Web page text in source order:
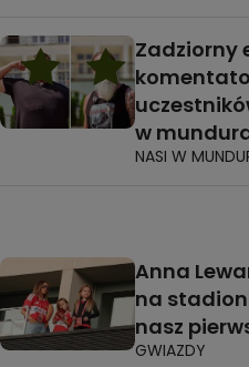
Zadziorny
w
NASI W
Anna
na
nasz
GWIAZDY